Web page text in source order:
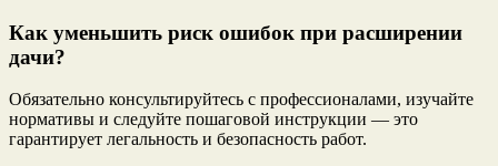
Как уменьшить риск ошибок при расширении
дачи?
Обязательно консультируйтесь с профессионалами, изучайте
нормативы и следуйте пошаговой инструкции — это
гарантирует легальность и безопасность работ.